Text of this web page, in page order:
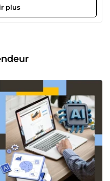
time-to-market
→ maquettes → dev → QA
crash-reporting. Sites
: design sur-
architecture &amp;
de fiches produits (flux
/ recommandations,
e-mailing, WhatsApp/SMS,
mesurés, KPI
: automatisations
plus